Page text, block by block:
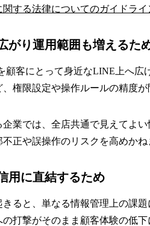
する法律についてのガイドラ
がり運用範囲も増えるた
顧客にとって身近なLINE上へ広
権限設定や操作ルールの精度が
業では、全店共通で見えてよ
正や誤操作のリスクを高めかね
用に直結するため
ると、単なる情報管理上の課
打撃がそのまま顧客体験の低下